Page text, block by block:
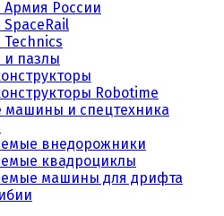
Армия России
и пазлы
Robotime
машины и спецтехника
внедорожники
квадроциклы
машины для дрифта